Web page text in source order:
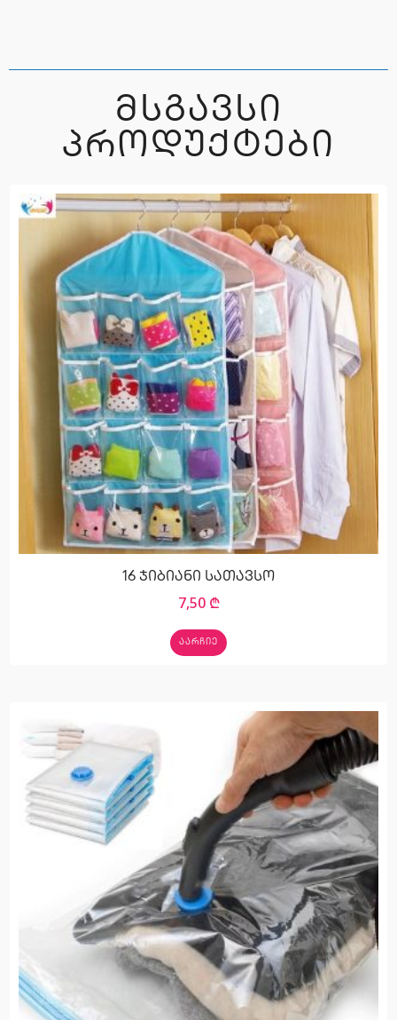
ᲛᲡᲒᲐᲕᲡᲘ
ᲞᲠᲝᲓᲣᲥᲢᲔᲑᲘ
16 ჯიბიანი სათავსო
7,50 ₾
ᲐᲐᲠᲩᲘᲔ